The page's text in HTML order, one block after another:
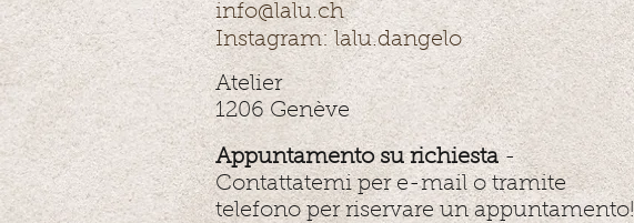
info@lalu.ch
Instagram: lalu.dangelo
Atelier
1206 Genève
Appuntamento su richiesta-
Contattatemi per e-mail o tramite
telefono per riservare un appuntamento!